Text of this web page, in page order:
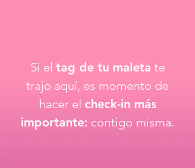
Si el tag de tu maleta te
trajo aquí, es momento de
hacer el check-in más
importante: contigo misma.